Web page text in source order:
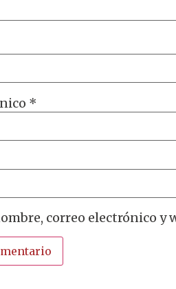
*
correo electrónico y